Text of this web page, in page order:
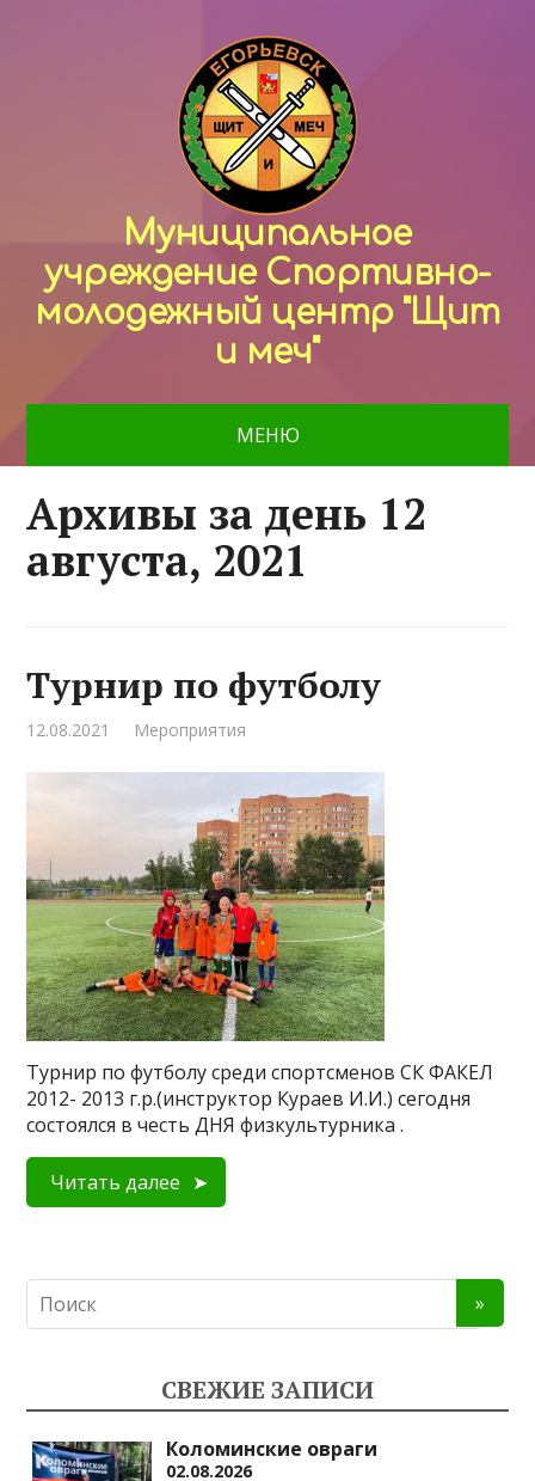
Муниципальное
учреждение Спортивно-
молодежный центр "Щит
и меч"
МЕНЮ
Архивы за день 12
августа, 2021
Турнир по футболу
12.08.2021 Мероприятия
Турнир по футболу среди спортсменов СК ФАКЕЛ
2012- 2013 г.р.(инструктор Кураев И.И.) сегодня
состоялся в честь ДНЯ физкультурника .
Читать далее
СВЕЖИЕ ЗАПИСИ
Коломинские овраги
02.08.2026